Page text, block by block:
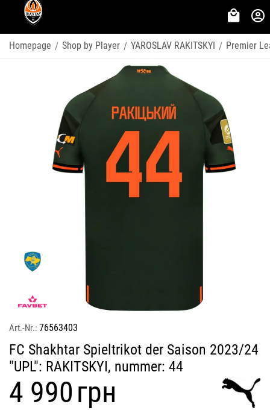
Homepage / Shop by Player / YAROSLAV RAKITSKYI / Premier
Art.-Nr.: 76563403
FC Shakhtar Spieltrikot der Saison 2023/24
"UPL": RAKITSKYI, nummer: 44
‍4 990‍грн